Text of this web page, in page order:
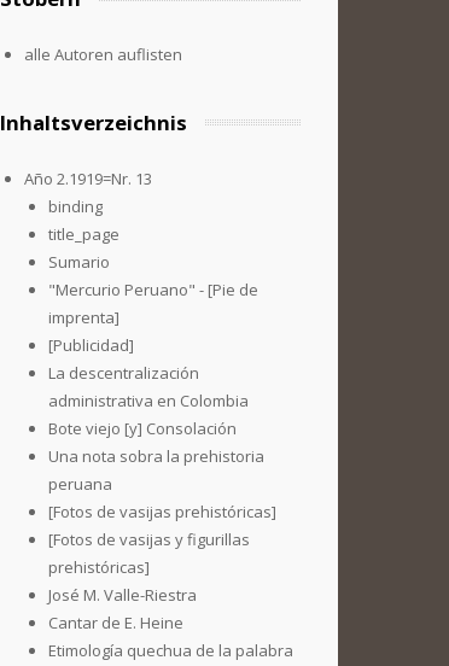
alle Autoren auflisten
Inhaltsverzeichnis
Año 2.1919=Nr. 13
binding
title_page
Sumario
"Mercurio Peruano" - [Pie de
imprenta]
[Publicidad]
La descentralización
administrativa en Colombia
Bote viejo [y] Consolación
Una nota sobra la prehistoria
peruana
[Fotos de vasijas prehistóricas]
[Fotos de vasijas y figurillas
prehistóricas]
José M. Valle-Riestra
Cantar de E. Heine
Etimología quechua de la palabra